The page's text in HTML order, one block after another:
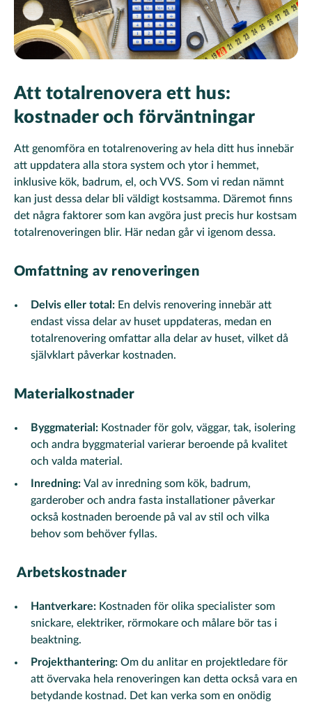
Att totalrenovera ett hus:
kostnader och förväntningar
Att genomföra en totalrenovering av hela ditt hus innebär
att uppdatera alla stora system och ytor i hemmet,
inklusive kök, badrum, el, och VVS. Som vi redan nämnt
kan just dessa delar bli väldigt kostsamma. Däremot finns
det några faktorer som kan avgöra just precis hur kostsam
totalrenoveringen blir. Här nedan går vi igenom dessa.
Omfattning av renoveringen
Delvis eller total: En delvis renovering innebär att
endast vissa delar av huset uppdateras, medan en
totalrenovering omfattar alla delar av huset, vilket då
självklart påverkar kostnaden.
Materialkostnader
Byggmaterial: Kostnader för golv, väggar, tak, isolering
och andra byggmaterial varierar beroende på kvalitet
och valda material.
Inredning: Val av inredning som kök, badrum,
garderober och andra fasta installationer påverkar
också kostnaden beroende på val av stil och vilka
behov som behöver fyllas.
Arbetskostnader
Hantverkare: Kostnaden för olika specialister som
snickare, elektriker, rörmokare och målare bör tas i
beaktning.
Projekthantering: Om du anlitar en projektledare för
att övervaka hela renoveringen kan detta också vara en
betydande kostnad. Det kan verka som en onödig